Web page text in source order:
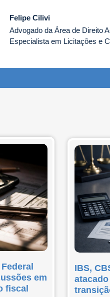
Felipe Cilivi
Advogado da Área de Direito
Especialista em Licitações e
em
fiscal
IBS,